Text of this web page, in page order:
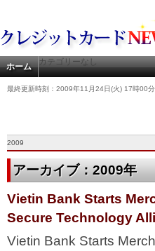
ホーム カテゴリーなし
最終更新時刻：2009年11月24日(火) 17時00分
2009
アーカイブ：2009年
Vietin Bank Starts
Secure Technology
Vietin Bank Starts